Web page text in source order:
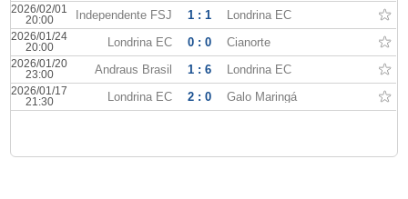
2026/02/01
20:00
Independente FSJ 1 : 1 Londrina EC
2026/01/24
20:00
Londrina EC 0 : 0 Cianorte
2026/01/20
23:00
Andraus Brasil 1 : 6 Londrina EC
2026/01/17
21:30
Londrina EC 2 : 0 Galo Maringá